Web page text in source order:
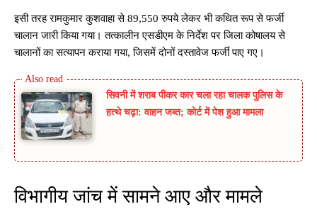
इसी तरह रामकुमार कुशवाहा से 89,550 रुपये लेकर भी कथित रूप से फर्जी
चालान जारी किया गया। तत्कालीन एसडीएम के निर्देश पर जिला कोषालय से
चालानों का सत्यापन कराया गया, जिसमें दोनों दस्तावेज फर्जी पाए गए।
सिवनी में शराब पीकर कार चला रहा चालक पुलिस के
हत्थे चढ़ा: वाहन जब्त; कोर्ट में पेश हुआ मामला
विभागीय जांच में सामने आए और मामले